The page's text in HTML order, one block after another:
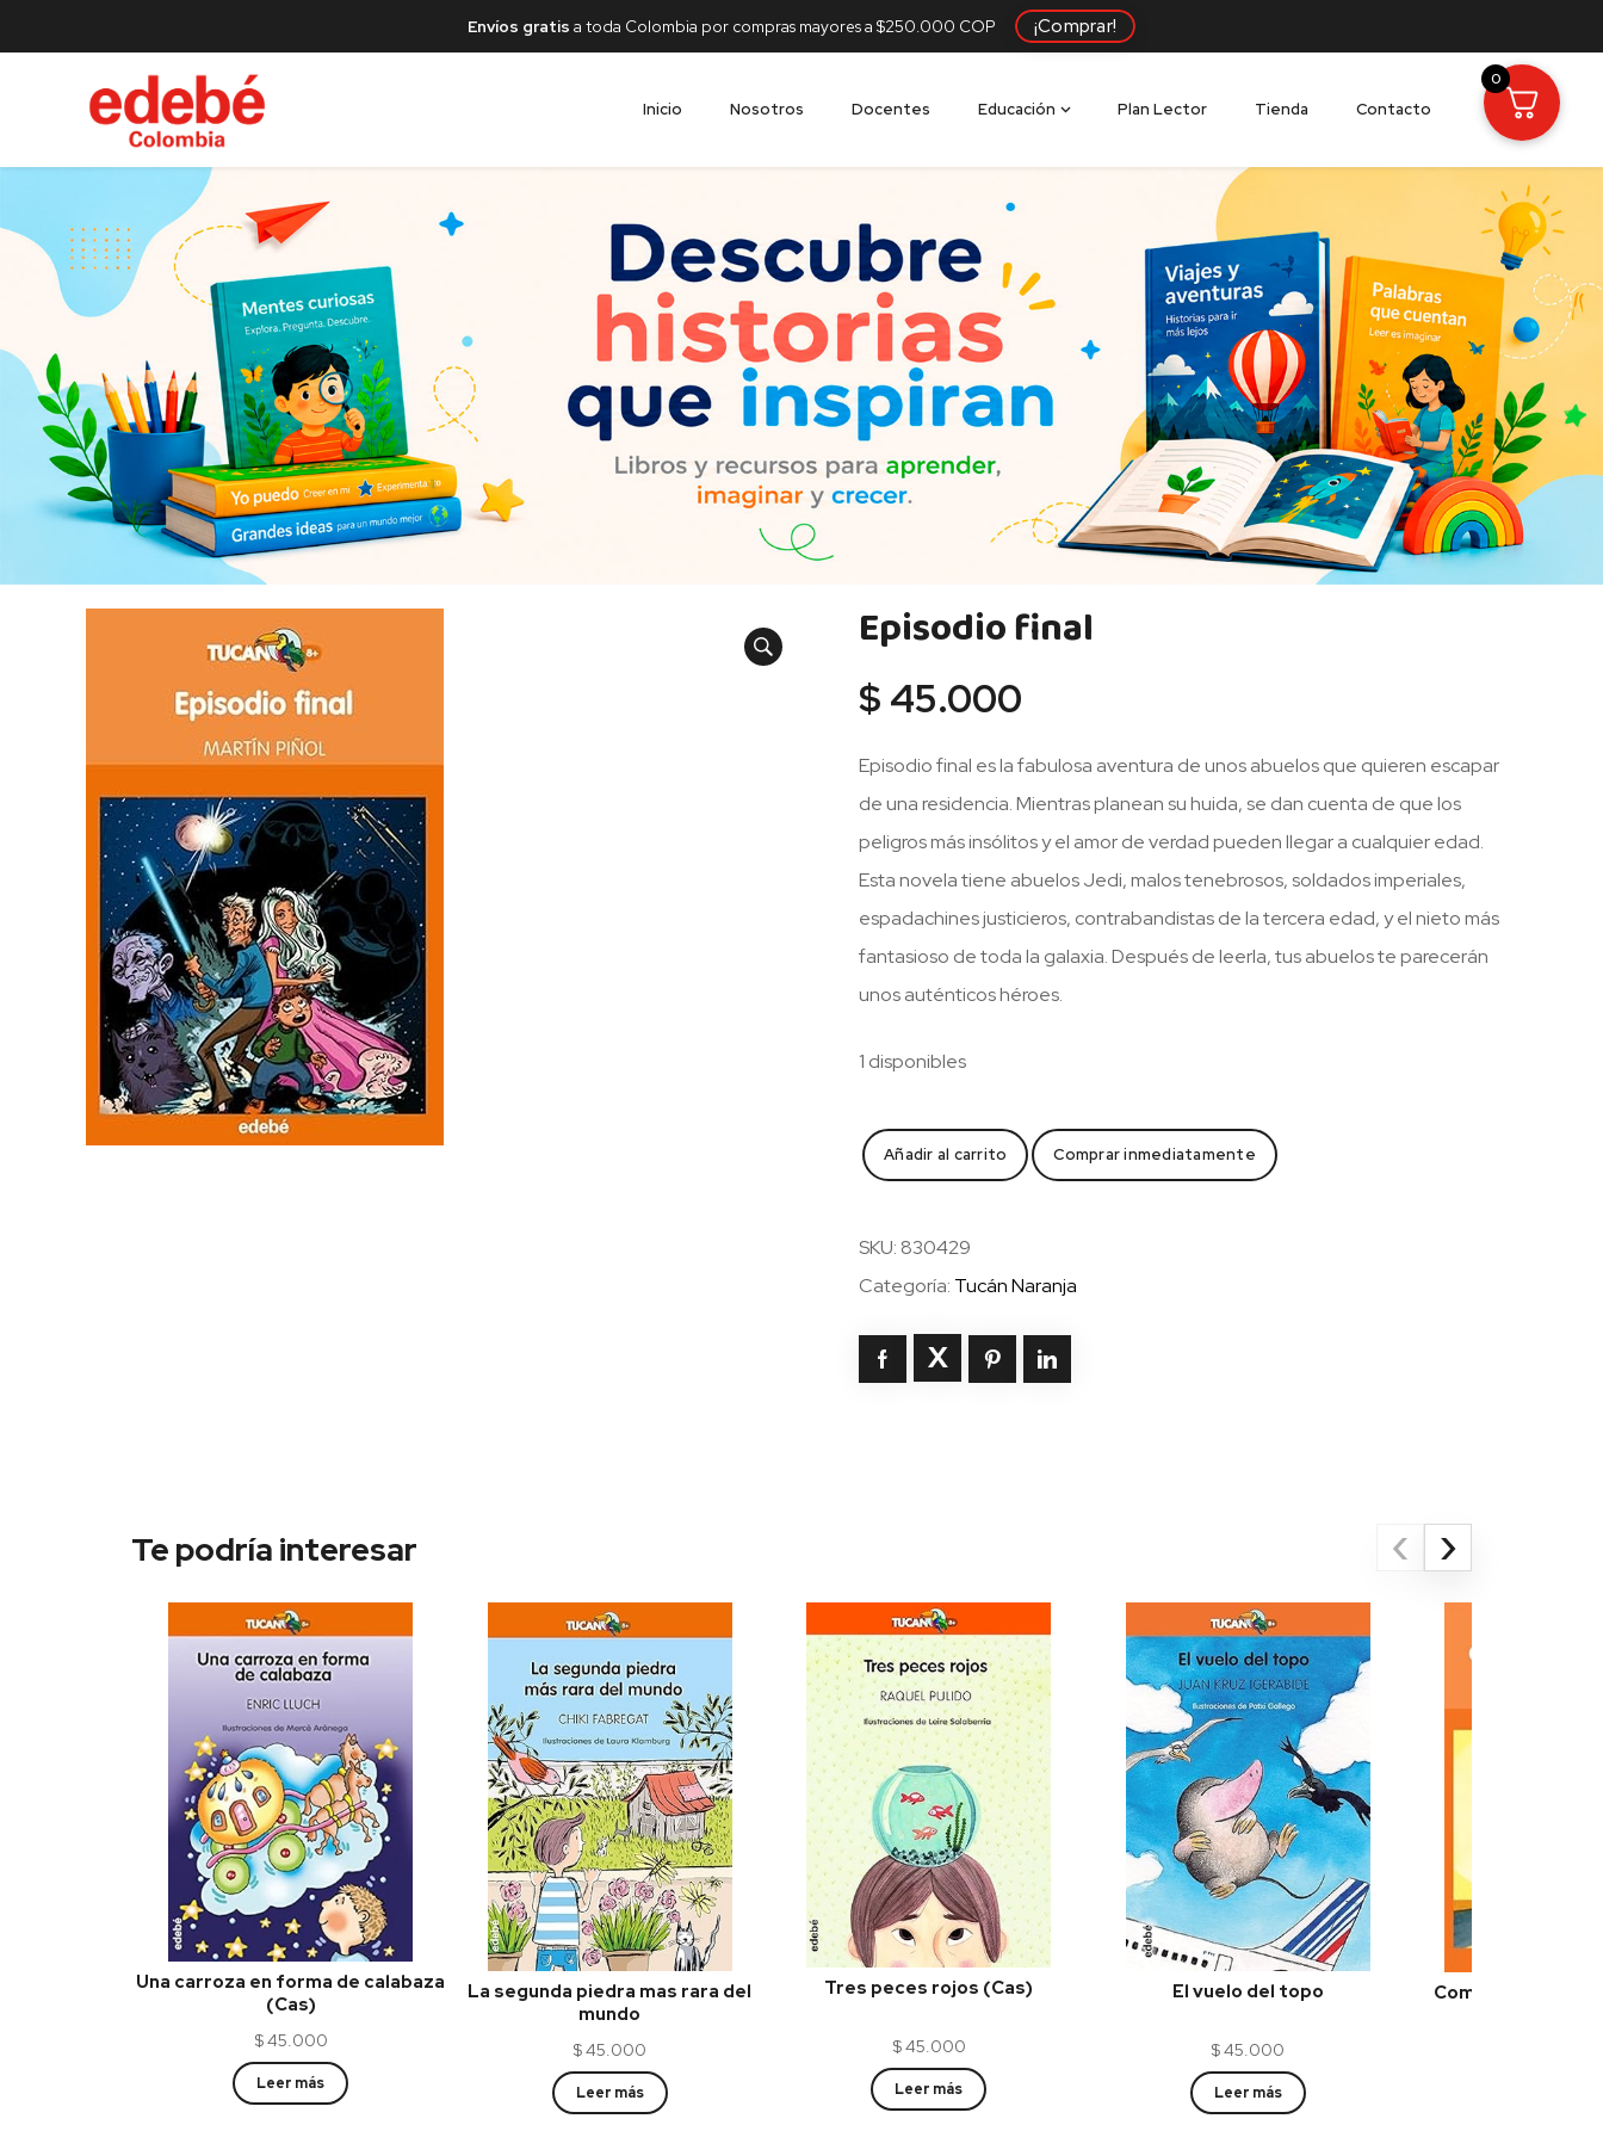
Envíos gratis a toda Colombia por compras mayores a $250.000 COP ¡Comprar!
Inicio Nosotros Docentes Educación Plan Lector Tienda Contacto
Episodio final
$ 45.000
Episodio final es la fabulosa aventura de unos abuelos que quieren escapar
de una residencia. Mientras planean su huida, se dan cuenta de que los
peligros más insólitos y el amor de verdad pueden llegar a cualquier edad.
Esta novela tiene abuelos Jedi, malos tenebrosos, soldados imperiales,
espadachines justicieros, contrabandistas de la tercera edad, y el nieto más
fantasioso de toda la galaxia. Después de leerla, tus abuelos te parecerán
unos auténticos héroes.
1 disponibles
Episodio
final
Añadir al carrito Comprar inmediatamente
SKU: 830429
Categoría: Tucán Naranja
Te podría interesar ‹ ›
Una carroza en forma de calabaza
(Cas)
$45.000
Leer más
La segunda piedra mas rara del
mundo
$45.000
Leer más
Tres peces rojos (Cas)
$45.000
Leer más
El vuelo del topo
$45.000
Leer más
Como corregir a
0